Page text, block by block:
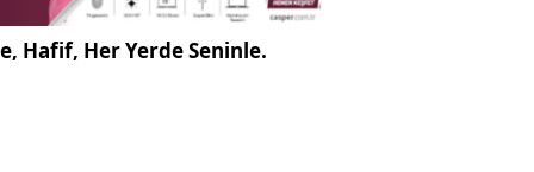
Hafif, Her Yerde Seninle.